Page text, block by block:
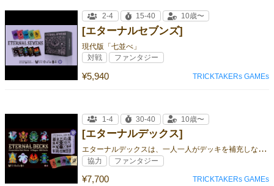
[エターナルセブンズ]
現代版「七並べ」
¥5,940
2-4 15-40 10歳〜
対戦 ファンタジー
TRICKTAKERs GAMEs
[エターナルデックス]
エ
ターナルデックスは、一人一人がデッキを補充しながら、全員が 順番にカードを場に並べていく協力ゲームです。
¥7,700
1-4 30-40 10歳〜
協力 ファンタジー
TRICKTAKERs GAMEs